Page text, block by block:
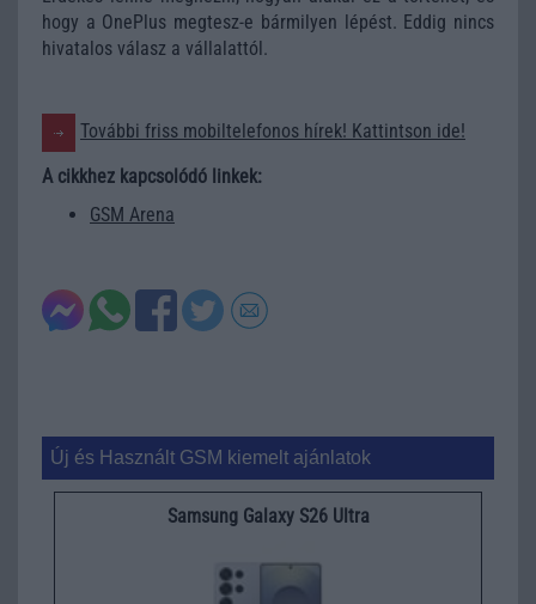
hogy a OnePlus megtesz-e bármilyen lépést. Eddig nincs
hivatalos válasz a vállalattól.
További friss mobiltelefonos hírek! Kattintson ide!
A cikkhez kapcsolódó linkek:
GSM Arena
Új és Használt GSM kiemelt ajánlatok
Samsung Galaxy S26 Ultra